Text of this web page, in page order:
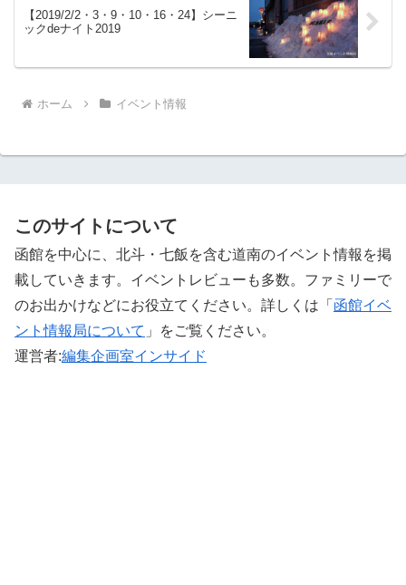
【2019/2/2・3・9・10・16・24】シーニ
ックdeナイト2019
ホーム イベント情報
このサイトについて
函館を中心に、北斗・七飯を含む道南のイベント情報を掲
載していきます。イベントレビューも多数。ファミリーで
のお出かけなどにお役立てください。詳しくは「 函館イベ
ント情報局について 」をご覧ください。 ‎
運営者:編集企画室インサイド